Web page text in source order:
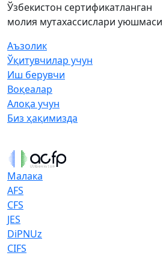
Ўзбекистон сертификатланган
молия мутахассислари уюшмаси
Аъзолик
Ўқитувчилар учун
Иш берувчи
Воқеалар
Алоқа учун
Биз ҳақимизда
Малака
AFS
CFS
JES
DiPNUz
CIFS